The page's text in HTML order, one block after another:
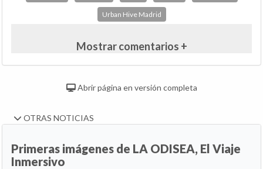
Urban Hive Madrid
Mostrar comentarios +
Abrir página en versión completa
OTRAS NOTICIAS
Primeras imágenes de LA ODISEA, El Viaje
Inmersivo